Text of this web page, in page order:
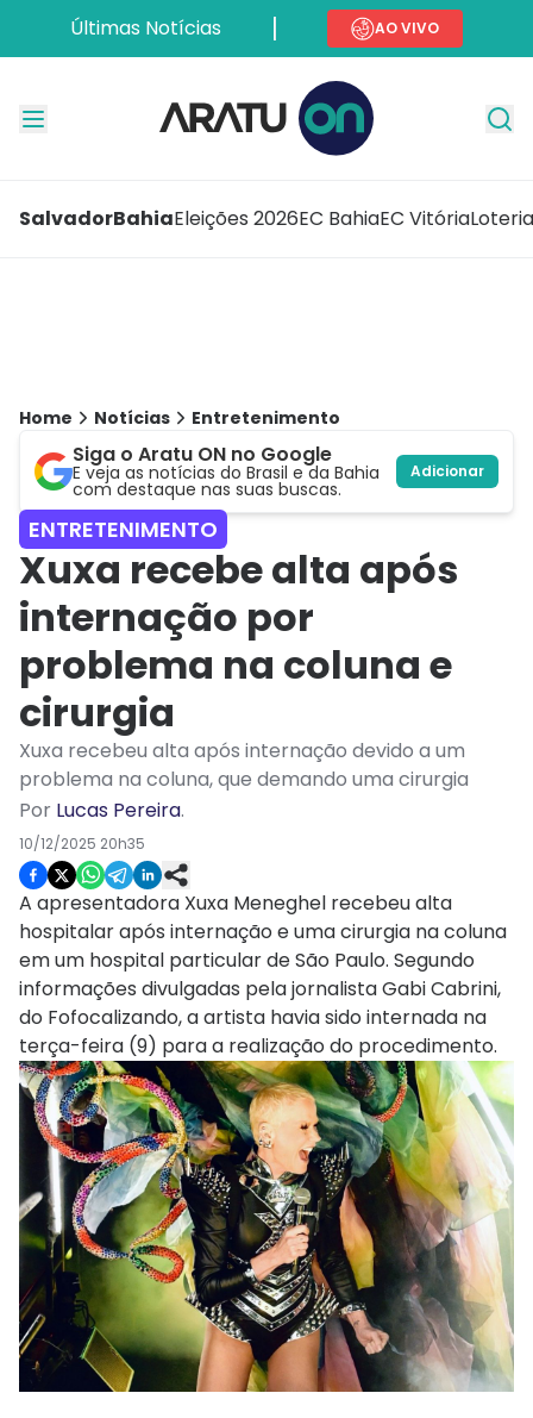
Últimas Notícias AO VIVO
SalvadorBahiaEleições 2026EC BahiaEC Vitória
Home Notícias Entretenimento
Siga o Aratu ON no Google
E veja as notícias do Brasil e da Bahia
com destaque nas suas buscas.
Adicionar
ENTRETENIMENTO
Xuxa recebe alta após
internação por
problema na coluna e
cirurgia
Xuxa recebeu alta após internação devido a um
problema na coluna, que demando uma cirurgia
Por Lucas Pereira.
10/12/2025 20h35
A apresentadora Xuxa Meneghel recebeu alta
hospitalar após internação e uma cirurgia na coluna
em um hospital particular de São Paulo. Segundo
informações divulgadas pela jornalista Gabi Cabrini,
do Fofocalizando, a artista havia sido internada na
terça-feira (9) para a realização do procedimento.